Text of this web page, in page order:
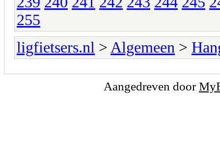
255
ligfietsers.nl > Algemeen >
Aangedreven door